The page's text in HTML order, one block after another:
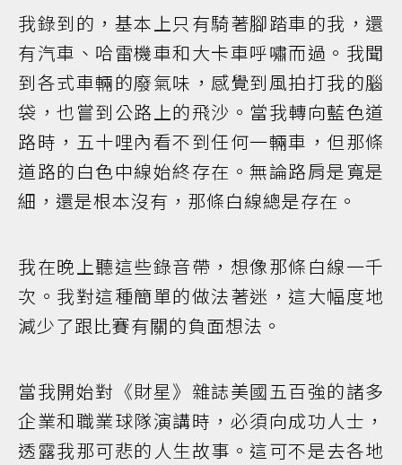
我錄到的，基本上只有騎著腳踏車的我，還
有汽車、哈雷機車和大卡車呼嘯而過。我聞
到各式車輛的廢氣味，感覺到風拍打我的腦
袋，也嘗到公路上的飛沙。當我轉向藍色道
路時，五十哩內看不到任何一輛車，但那條
道路的白色中線始終存在。無論路肩是寬是
細，還是根本沒有，那條白線總是存在。
我在晚上聽這些錄音帶，想像那條白線一千
次。我對這種簡單的做法著迷，這大幅度地
減少了跟比賽有關的負面想法。
當我開始對《財星》雜誌美國五百強的諸多
企業和職業球隊演講時，必須向成功人士，
透露我那可悲的人生故事。這可不是去各地